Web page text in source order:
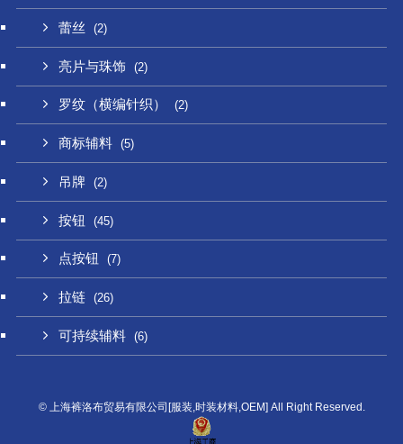
蕾丝 (2)
亮片与珠饰 (2)
罗纹（横编针织） (2)
商标辅料 (5)
吊牌 (2)
按钮 (45)
点按钮 (7)
拉链 (26)
可持续辅料 (6)
©上海裤洛布贸易有限公司[服装,时装材料,OEM] All Right Reserved.